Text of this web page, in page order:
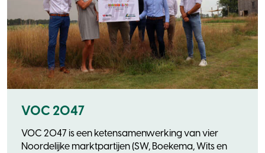
VOC 2047
VOC 2047 is een ketensamenwerking van vier
Noordelijke marktpartijen (SW, Boekema, Wits en